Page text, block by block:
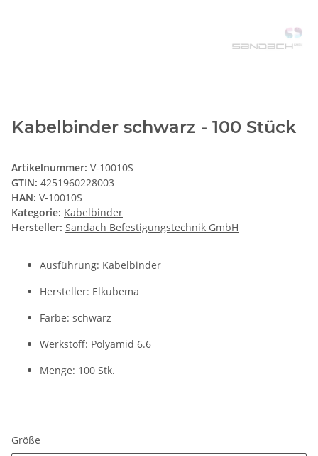
Kabelbinder schwarz - 100 Stück
Artikelnummer: V-10010S
GTIN: 4251960228003
HAN: V-10010S
Kategorie: Kabelbinder
Hersteller: Sandach Befestigungstechnik GmbH
Ausführung: Kabelbinder
Hersteller: Elkubema
Farbe: schwarz
Werkstoff: Polyamid 6.6
Menge: 100 Stk.
Größe